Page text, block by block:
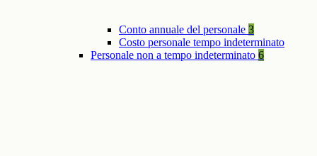
Conto annuale del personale 3
Costo personale tempo indeterminato
Personale non a tempo indeterminato 6